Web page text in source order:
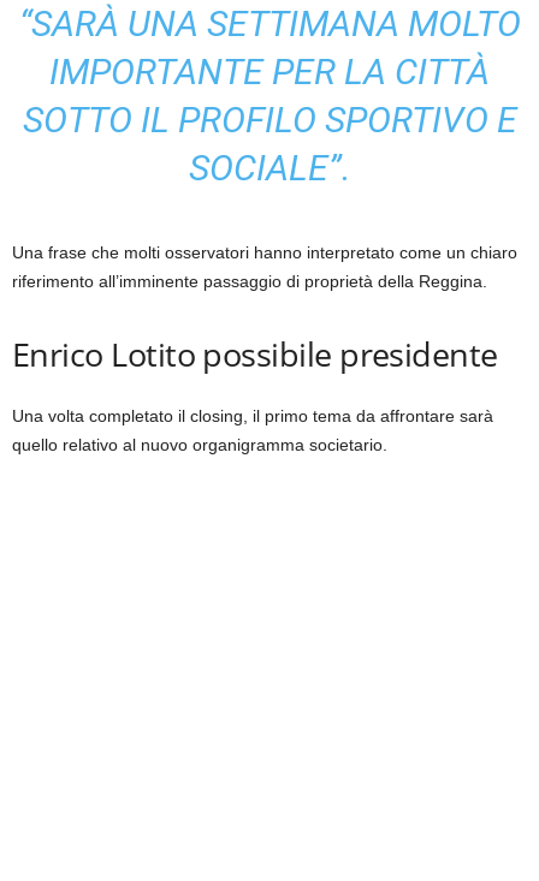
“SARÀ UNA SETTIMANA MOLTO
IMPORTANTE PER LA CITTÀ
SOTTO IL PROFILO SPORTIVO E
SOCIALE”.
Una frase che molti osservatori hanno interpretato come un chiaro
riferimento all’imminente passaggio di proprietà della Reggina.
Enrico Lotito possibile presidente
Una volta completato il closing, il primo tema da affrontare sarà
quello relativo al nuovo organigramma societario.